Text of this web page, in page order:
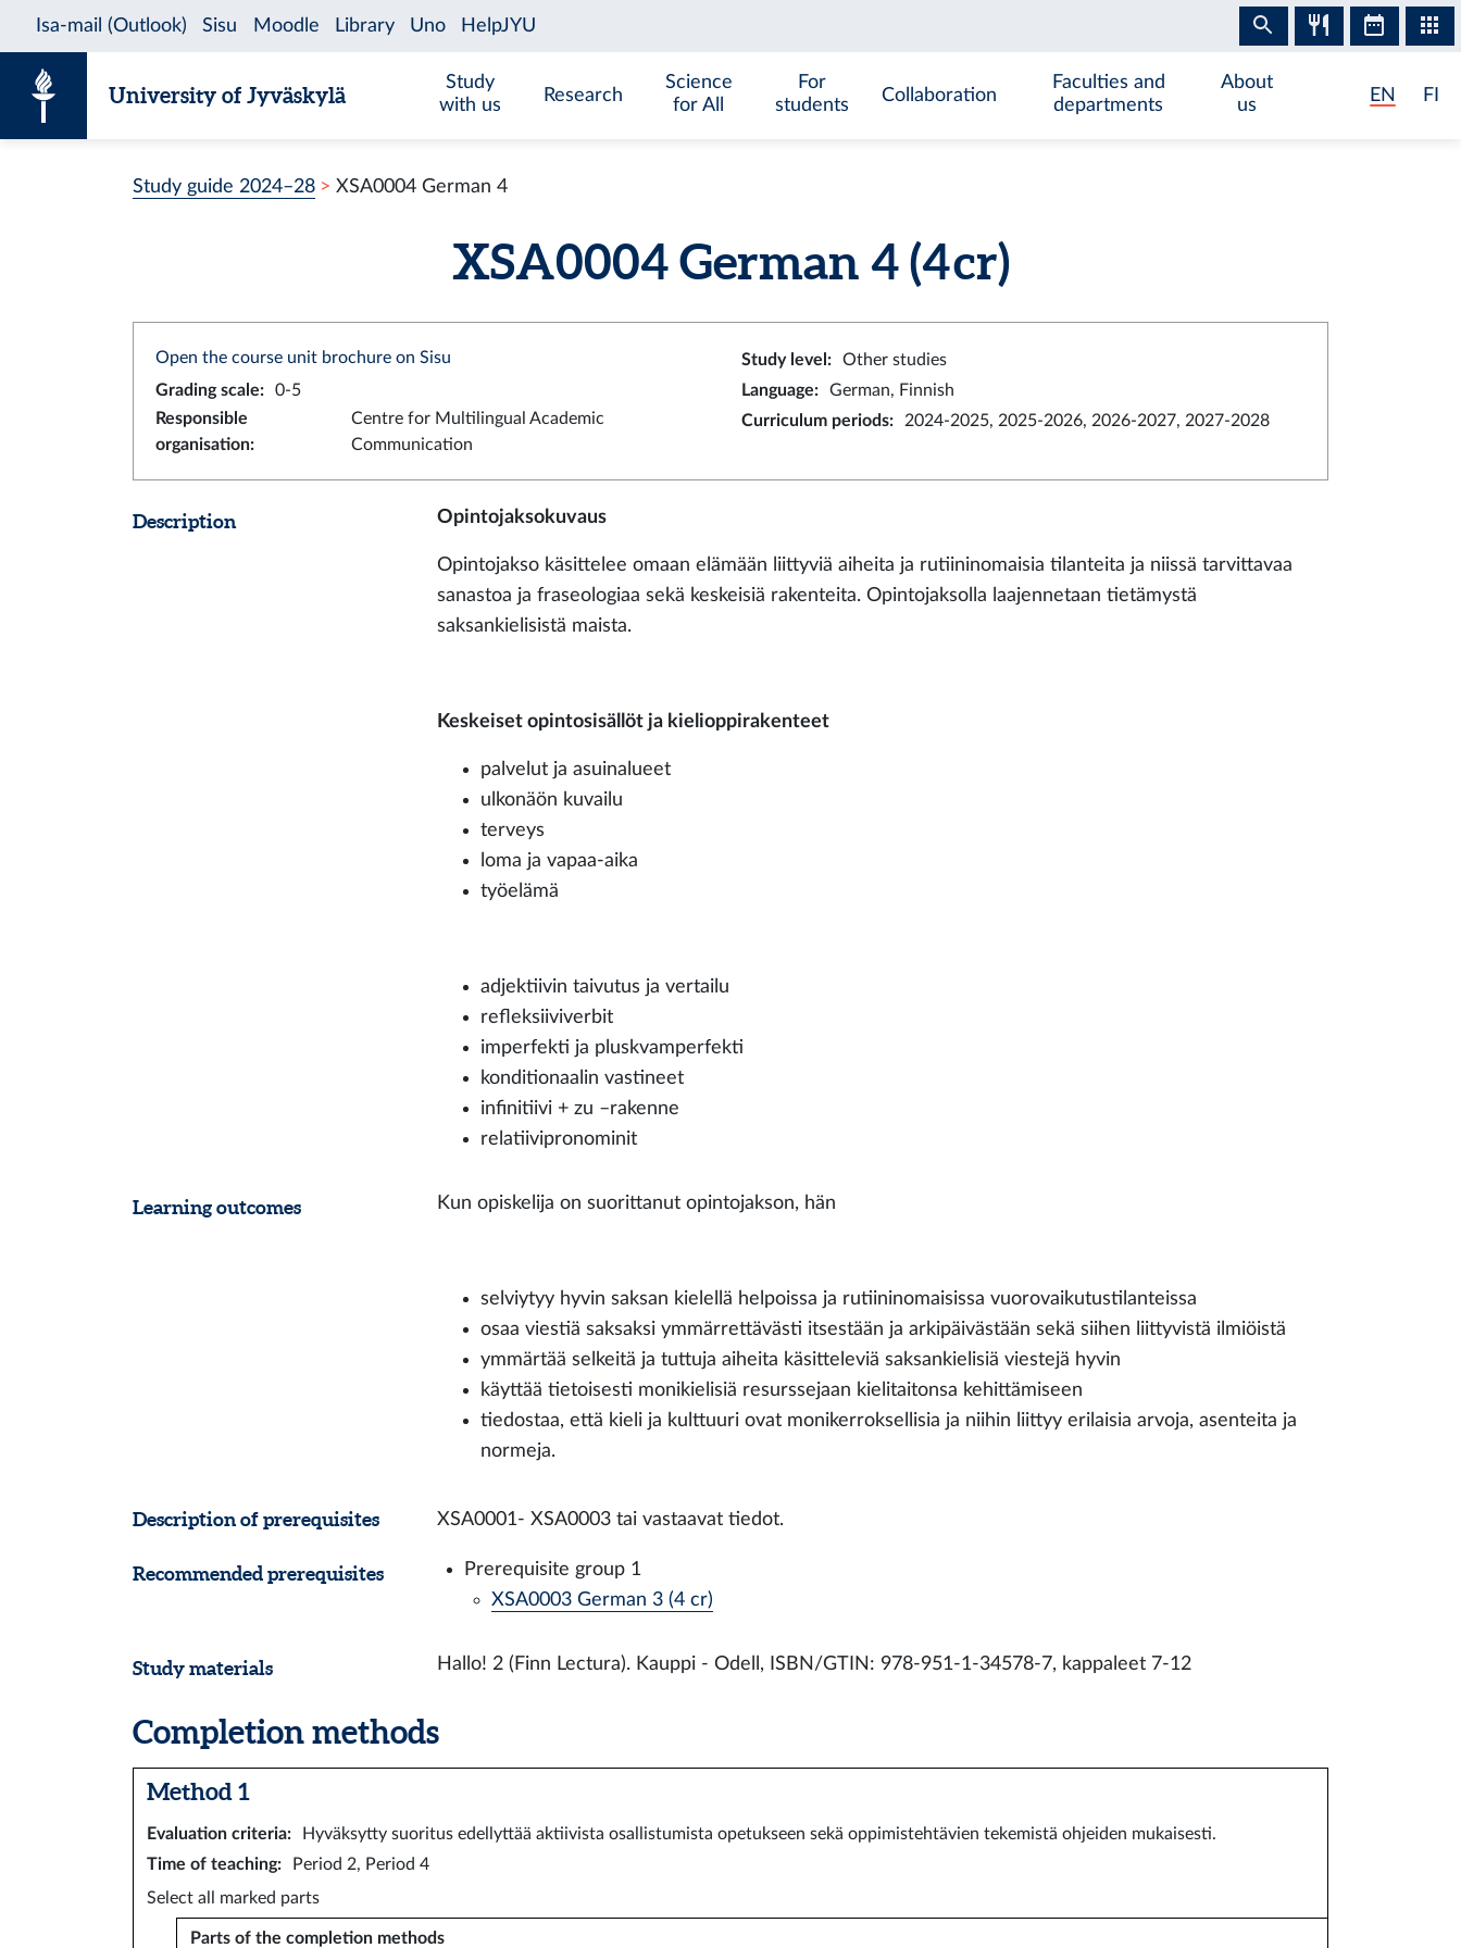
University of Jyväskylä
Study
with us
Research
Science
for All
For
students
Collaboration
Faculties and
departments
About
us
EN FI
Study guide 2024–28 XSA0004 German 4
XSA0004 German 4 (4 cr)
Open the course unit brochure on Sisu Study level :
Other studies
Grading scale: 0-5 Language:
German, Finnish
Responsible
organisation:
Centre for Multilingual Academic
Communication
Curriculum periods: 2024-2025, 2025-2026, 2026-2027, 2027-2028
Description Opintojaksokuvaus
Opintojakso käsittelee omaan elämään liittyviä aiheita ja rutiininomaisia tilanteita ja niissä tarvittavaa
sanastoa ja fraseologiaa sekä keskeisiä rakenteita. Opintojaksolla laajennetaan tietämystä
saksankielisistä maista.
Keskeiset opintosisällöt ja kielioppirakenteet
palvelut ja asuinalueet
ulkonäön kuvailu
terveys
loma ja vapaa-aika
työelämä
adjektiivin taivutus ja vertailu
refleksiiviverbit
imperfekti ja pluskvamperfekti
konditionaalin vastineet
infinitiivi + zu –rakenne
relatiivipronominit
Learning outcomes Kun opiskelija on suorittanut opintojakson, hän
selviytyy hyvin saksan kielellä helpoissa ja rutiininomaisissa vuorovaikutustilanteissa
osaa viestiä saksaksi ymmärrettävästi itsestään ja arkipäivästään sekä siihen liittyvistä ilmiöistä
ymmärtää selkeitä ja tuttuja aiheita käsitteleviä saksankielisiä viestejä hyvin
käyttää tietoisesti monikielisiä resurssejaan kielitaitonsa kehittämiseen
tiedostaa, että kieli ja kulttuuri ovat monikerroksellisia ja niihin liittyy erilaisia arvoja, asenteita ja
normeja.
Description of prerequisites XSA0001- XSA0003 tai vastaavat tiedot.
Recommended prerequisites
Prerequisite group 1
XSA0003 German 3 (4 cr)
Study materials Hallo! 2 (Finn Lectura). Kauppi - Odell, ISBN/GTIN: 978-951-1-34578-7, kappaleet 7-12
Completion methods
Method 1
Evaluation criteria:
Hyväksytty suoritus edellyttää aktiivista osallistumista opetukseen sekä oppimistehtävien tekemistä ohjeiden mukaisesti.
Time of teaching:
Period 2, Period 4
Select all marked parts
Parts of the completion methods